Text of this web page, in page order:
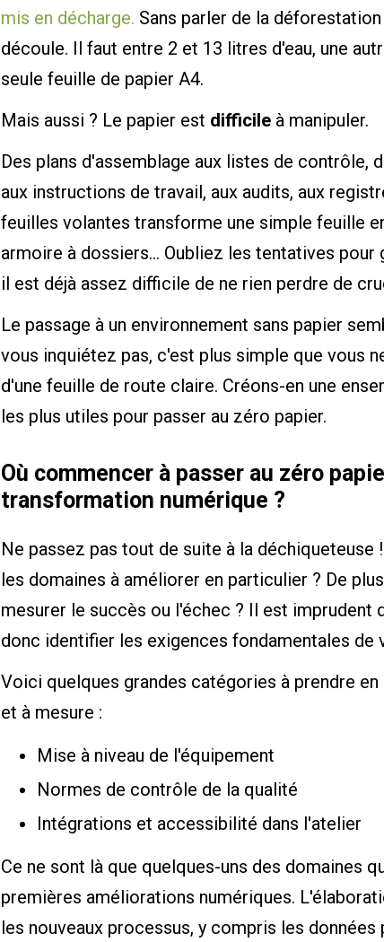
mis en décharge. Sans parler de la
découle. Il faut entre 2 et 13 litres d'eau, une
seule feuille de papier A4.
Mais aussi ? Le papier est difficileà manipuler.
Des plans d'assemblage aux listes de contrôle,
aux instructions de travail, aux audits, aux
feuilles volantes transforme une simple feuille
armoire à dossiers… Oubliez les tentatives pour
il est déjà assez difficile de ne rien perdre de
Le passage à un environnement sans papier
vous inquiétez pas, c'est plus simple que vous
d'une feuille de route claire. Créons-en une
les plus utiles pour passer au zéro papier.
Où commencer à passer au zéro
transformation numérique ?
Ne passez pas tout de suite à la déchiqueteuse
les domaines à améliorer en particulier ? De
mesurer le succès ou l'échec ? Il est
donc identifier les exigences fondamentales de
Voici quelques grandes catégories à prendre
et à mesure :
Mise à niveau de l'équipement
Normes de contrôle de la qualité
Intégrations et accessibilité dans l'atelier
Ce ne sont là que quelques-uns des domaines
premières améliorations numériques.
les nouveaux processus, y compris les